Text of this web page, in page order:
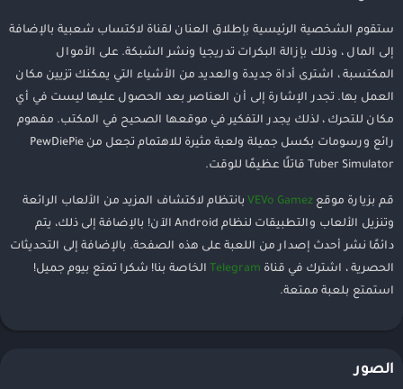
ستقوم الشخصية الرئيسية بإطلاق العنان لقناة لاكتساب شعبية بالإضافة
إلى المال ، وذلك بإزالة البكرات تدريجيا ونشر الشبكة. على الأموال
المكتسبة ، اشترى أداة جديدة والعديد من الأشياء التي يمكنك تزيين مكان
العمل بها. تجدر الإشارة إلى أن العناصر بعد الحصول عليها ليست في أي
مكان للتحرك ، لذلك يجدر التفكير في موقعها الصحيح في المكتب. مفهوم
رائع ورسومات بكسل جميلة ولعبة مثيرة للاهتمام تجعل من PewDiePie
Tuber Simulator قاتلًا عظيمًا للوقت.
قم بزيارة موقع VEVo Gamez بانتظام لاكتشاف المزيد من الألعاب الرائعة
وتنزيل الألعاب والتطبيقات لنظام Android الآن! بالإضافة إلى ذلك، يتم
دائمًا نشر أحدث إصدار من اللعبة على هذه الصفحة. بالإضافة إلى التحديثات
الحصرية ، اشترك في قناة Telegram الخاصة بنا! شكرا تمتع بيوم جميل!
استمتع بلعبة ممتعة.
الصور